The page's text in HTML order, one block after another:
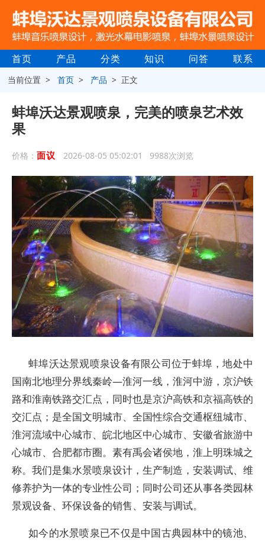
首页 产品 分类 知识 问答 联系
当前位置 >首页 > 产品 > 正文
蚌埠沃达景观喷泉，完美的喷泉艺术效
果
价格： 面议 2026-08-05 05:02:01 9988次浏览
蚌埠沃达景观喷泉设备有限公司位于蚌埠，地处中
国南北地理分界线秦岭—淮河一线，淮河中游，京沪铁
路和淮南铁路交汇点，同时也是京沪高铁和京福高铁的
交汇点；是全国文明城市、全国性综合交通枢纽城市、
淮河流域中心城市、皖北地区中心城市、安徽省旅游中
心城市、合肥都市圈。素有禹会诸侯地，淮上明珠城之
称。我们是集水景喷泉设计，生产制造，安装调试、维
修养护为一体的专业性公司；同时公司还从事各类园林
景观设备、环保设备的销售、安装与调试。
如今的水景喷泉已不仅是中国古典园林中的镜池、